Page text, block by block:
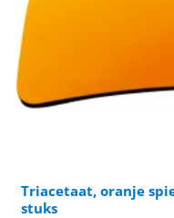
Triacetaat, oranje
stuks